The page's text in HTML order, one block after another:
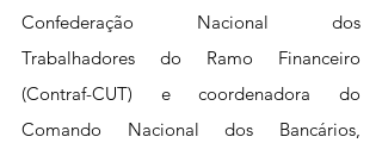
Confederação Nacional dos
Trabalhadores do Ramo Financeiro
(Contraf-CUT) e coordenadora do
Comando Nacional dos Bancários,